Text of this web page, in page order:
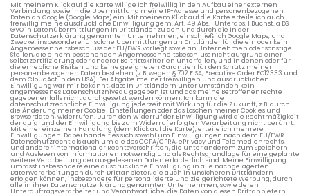
Mit meinem Klick auf die Karte willige ich freiwillig in den Aufbau einer externen
Verbindung, sowie in die Übermittlung meine IP-Adresse und personenbezogenen
Daten an Google (Google Maps) ein. Mit meinem Klick auf die Karte erteile ich auch
freiwillig meine ausdrückliche Einwilligung gem. Art. 49 Abs. 1 Unterabs. 1 Buchst. a DS-
GVO in Datenübermittlungen in Drittländer zu den und durch die in der
Datenschutzerklärung genannten Unternehmen, einschließlich Google Maps, und
Zwecke, insbesondere für solche Übermittlungen an Drittländer für die ein oder kein
Angemessenheitsbeschluss der EU/EWR vorliegt sowie an Unternehmen oder sonstige
Stellen, die einem bestehenden Angemessenheitsbeschluss nicht aufgrund einer
Selbstzertifizierung oder anderer Beitrittskriterien unterfallen, und in denen oder für
die erhebliche Risiken und keine geeigneten Garantien für den Schutz meiner
personenbezogenen Daten bestehen (z.B. wegen § 702 FISA, Executive Order EO12333 und
dem CloudAct in den USA). Bei Abgabe meiner freiwilligen und ausdrücklichen
Einwilligung war mir bekannt, dass in Drittländern unter Umständen kein
angemessenes Datenschutzniveau gegeben ist und das meine Betroffenenrechte
gegebenenfalls nicht durchgesetzt werden können. Ich kann die
datenschutzrechtliche Einwilligung jederzeit mit Wirkung für die Zukunft, z.B. durch
die Änderung meiner Cookie-Einstellungen oder das Löschen meiner Cookies und
Browserdaten, widerrufen. Durch den Widerruf der Einwilligung wird die Rechtmäßigkeit
der aufgrund der Einwilligung bis zum Widerruf erfolgten Verarbeitung nicht berührt.
Mit einer einzelnen Handlung (dem Klick auf die Karte), erteile ich mehrere
Einwilligungen. Dabei handelt es sich sowohl um Einwilligungen nach dem EU/EWR-
Datenschutzrecht als auch um die des CCPA/CPRA, ePrivacy und Telemedienrechts,
und anderer internationaler Rechtsvorschriften, die unter anderem zum Speichern
und Auslesen von Informationen notwendig und als Rechtsgrundlage für eine geplante
weitere Verarbeitung der ausgelesenen Daten erforderlich sind. Meine Einwilligung
umfasst insbesondere eine ausdrückliche Einwilligung in alle nachgelagerten
Datenverarbeitungen durch Drittanbieter, die auch in unsicheren Drittländern
erfolgen können, insbesondere für personalisierte und zielgerichtete Werbung, durch
alle in ihrer Datenschutzerklärung genannten Unternehmen, sowie deren
Unterauftragsverarbeiter und Verantwortliche, die Daten von diesen Drittanbietern